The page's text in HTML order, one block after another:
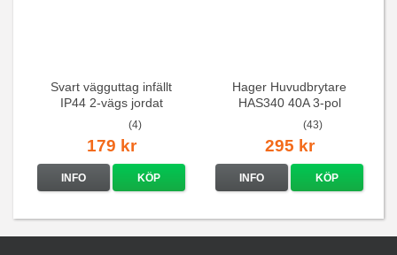
Svart vägguttag infällt
IP44 2-vägs jordat
(4)
179 kr
INFO KÖP
Hager Huvudbrytare
HAS340 40A 3-pol
(43)
295 kr
INFO KÖP